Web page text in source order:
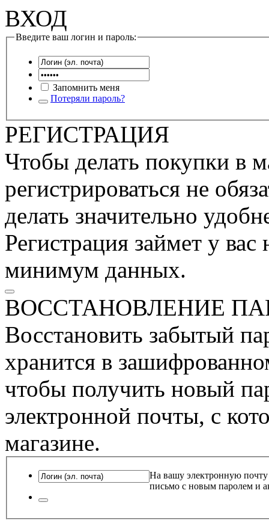
ВХОД
Введите ваш логин и пароль:
Запомнить меня
Потеряли пароль?
РЕГИСТРАЦИЯ
Чтобы делать покупки в
регистрироваться не
делать значительно
Регистрация займет у
минимум данных.
ВОССТАНОВЛЕНИЕ
Восстановить забытый
хранится в
чтобы получить новый
электронной почты, с
магазине.
На вашу электронную почту
письмо с новым паролем и